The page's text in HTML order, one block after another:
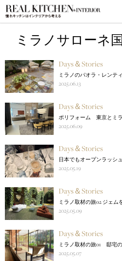
ミラノサローネ
Days＆Stories
ミラノのパオラ・レンティ
2025.06.13
Days＆Stories
ポリフォーム 東京とミ
2025.06.09
Days＆Stories
日本でもオープンラッシュ
2025.05.19
Days＆Stories
ミラノ取材の旅02 ジェム
2025.05.09
Days＆Stories
ミラノ取材の旅01 邸宅
2025.05.07